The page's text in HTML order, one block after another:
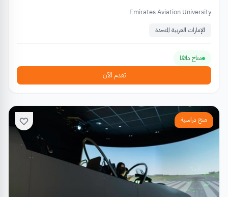
Emirates Aviation University
الإمارات العربية المتحدة
متاح دائمًا
تقدم الآن
منح دراسية